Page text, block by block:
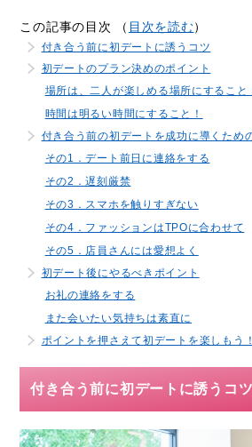
この記事の目次 （ 目次を読む）
付き合う前に初デートに誘うコツ
初デートのプラン決めのポイント
場所は、二人が楽しめる場所にすること
時間は明るい時間にすること！
付き合う前の初デートを成功に導くため
その1．デート前日に連絡をする
その2．遅刻厳禁
その3．スマホを触りすぎない
その4．ファッションはTPOに合わせて
その5．店員さんには愛想よく
初デート後にやるべきポイント
お礼の連絡をする
また会いたい気持ちは素直に
ポイントを押さえて初デートを楽しもう！
付き合う前に初デートに誘うコツ